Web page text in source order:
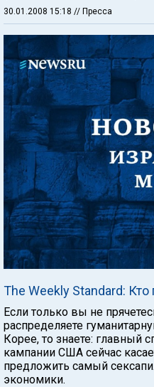
30.01.2008 15:18 // Пресса
The Weekly Standard: Кто
Если только вы не
распределяете
Корее, то знаете: главный
кампании США сейчас
предложить самый
экономики.